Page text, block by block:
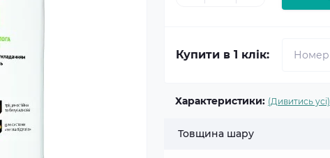
Купити в 1 клік:
Характеристики: (Дивитись усі)
Товщина шару